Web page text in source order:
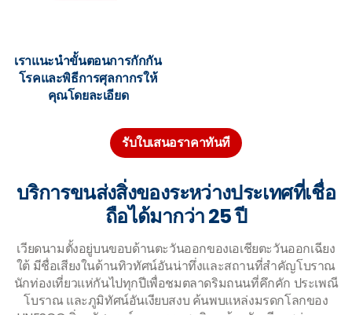
เราแนะนำขั้นตอนการกักกัน
โรคและพิธีการศุลกากรให้
คุณโดยละเอียด
รับใบเสนอราคาทันที
บริการขนส่งสิ่งของระหว่างประเทศที่เชื่อ
ถือได้มากว่า 25 ปี
เวียดนามตั้งอยู่บนขอบด้านตะวันออกของเอเชียตะวันออกเฉียง
ใต้ มีชื่อเสียงในด้านทิวทัศน์อันน่าทึ่งและสถานที่สำคัญโบราณ
นักท่องเที่ยวแห่กันไปทุกปีเพื่อชมตลาดริมถนนที่คึกคัก ประเพณี
โบราณ และภูมิทัศน์อันเงียบสงบ ค้นพบแหล่งมรดกโลกของ